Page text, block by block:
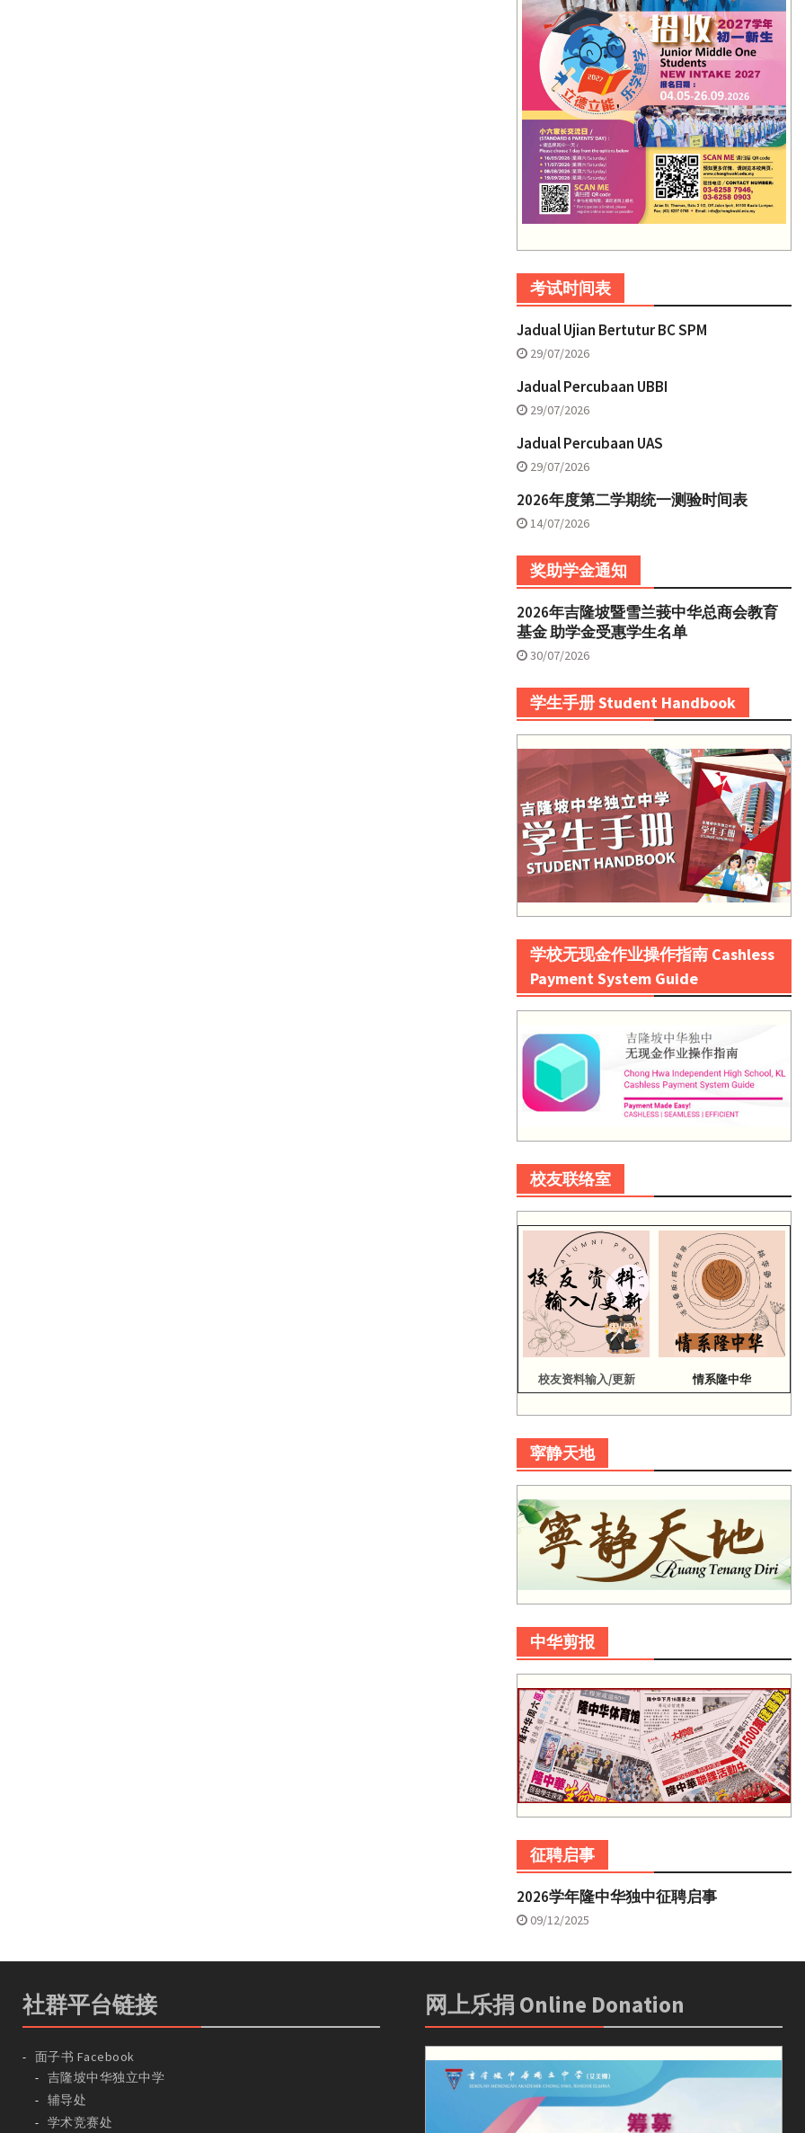
考试时间表
Jadual Ujian Bertutur BC SPM
29/07/2026
Jadual Percubaan UBBI
29/07/2026
Jadual Percubaan UAS
29/07/2026
2026年度第二学期统一测验时间表
14/07/2026
奖助学金通知
2026年吉隆坡暨雪兰莪中华总商会教育
基金 助学金受惠学生名单
30/07/2026
学生手册 Student Handbook
学校无现金作业操作指南 Cashless
Payment System Guide
校友联络室
校友资料输入/更新 情系隆中华
寜静天地
中华剪报
征聘启事
2026学年隆中华独中征聘启事
09/12/2025
社群平台链接
面子书 Facebook
吉隆坡中华独立中学
辅导处
学术竞赛处
网上乐捐 Online Donation